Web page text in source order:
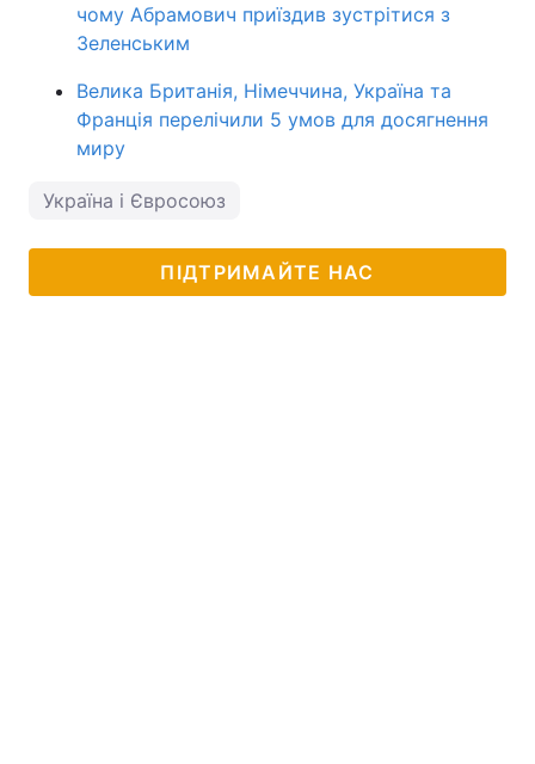
чому Абрамович приїздив зустрітися з
Зеленським
Велика Британія, Німеччина, Україна та
Франція перелічили 5 умов для досягнення
миру
Україна і Євросоюз
ПІДТРИМАЙТЕ НАС